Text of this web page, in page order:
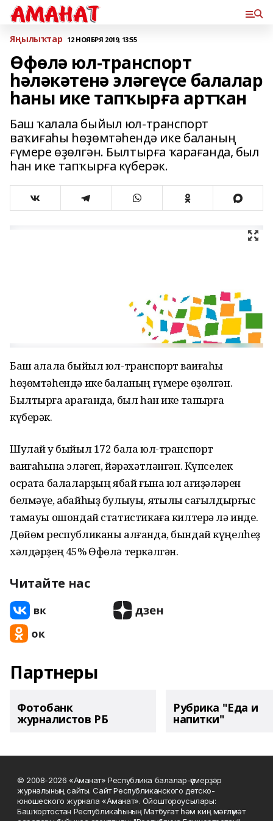
Яңылыҡтар 12 НОЯБРЯ 2019, 13:55
Өфөлә юл-транспорт
һәләкәтенә эләгеүсе балалар
һаны ике тапҡырға артҡан
Баш ҡалала быйыл юл-транспорт
ваҡиғаһы һөҙөмтәһендә ике баланың
ғүмере өҙөлгән. Былтырға ҡарағанда, был
һан ике тапҡырға күберәк.
Баш ҡалала быйыл юл-транспорт ваҡиғаһы
һөҙөмтәһендә ике баланың ғүмере өҙөлгән.
Былтырға ҡарағанда, был һан ике тапҡырға
күберәк.
Шулай уҡ быйыл 172 бала юл-транспорт
ваҡиғаһына эләгеп, йәрәхәтләнгән. Күпселек
осраҡта балаларҙың ябай ғына юл ҡағиҙәләрен
белмәүе, абайһыҙ булыуы, яҡтылыҡ сағылдырғыс
таҡмауы ошондай статистикаға килтерә лә инде.
Дөйөм республиканы алғанда, бындай күңелһеҙ
хәлдәрҙең 45% Өфөлә теркәлгән.
Читайте нас
Партнеры
Фотобанк
журналистов РБ
Рубрика "Еда и
напитки"
© 2008-2026 «Аманат» Республика балалар-үҫмерҙәр
журналының сайты. Сайт Республиканского детско-
юношеского журнала «Аманат». Ойоштороусылары:
Башҡортостан Республикаһының Матбуғат һәм киң мәғлүмәт